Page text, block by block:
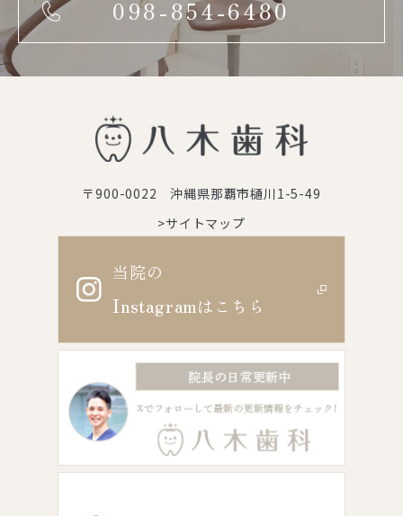
098-854-6480
〒900-0022 沖縄県那覇市樋川1-5-49
>サイトマップ
当院の
Instagramはこちら